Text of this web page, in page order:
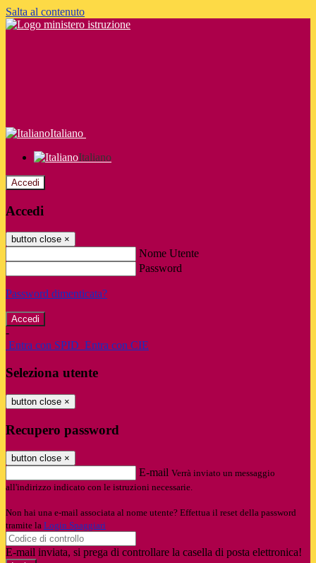
Salta al contenuto
Italiano
Italiano
Accedi
Accedi
button close ×
Nome Utente
Password
Password dimenticata?
-
Entra con SPID Entra con CIE
Seleziona utente
button close ×
Recupero password
button close ×
E-mail Verrà inviato un messaggio
all'indirizzo indicato con le istruzioni necessarie.
Non hai una e-mail associata al nome utente? Effettua il reset della password
tramite la Login Spaggiari
E-mail inviata, si prega di controllare la casella di posta elettronica!